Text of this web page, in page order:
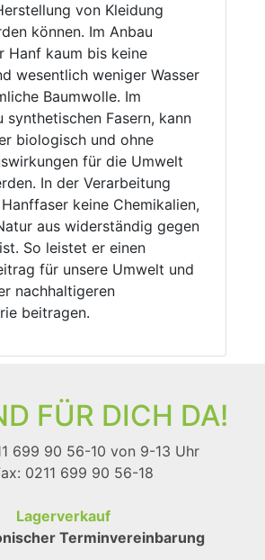
von Kleidung
können. Im Anbau
Hanf kaum bis keine
wesentlich weniger Wasser
Baumwolle. Im
synthetischen Fasern, kann
biologisch und ohne
für die Umwelt
In der Verarbeitung
keine Chemikalien,
aus widerständig gegen
So leistet er einen
für unsere Umwelt und
nachhaltigeren
beitragen.
FÜR DICH DA!
699 90 56-10 von 9-13 Uhr
0211 699 90 56-18
Lagerverkauf
Terminvereinbarung